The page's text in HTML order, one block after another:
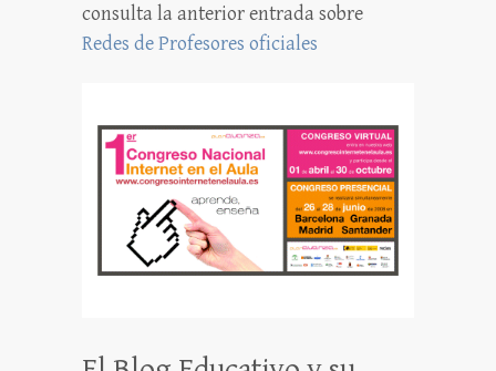
consulta la anterior entrada sobre
Redes de Profesores oficiales